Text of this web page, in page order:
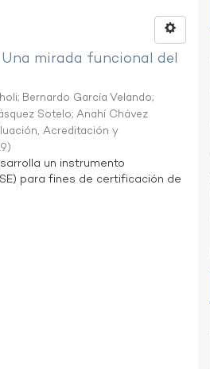
mirada funcional del
; Bernardo García Velando;
Sotelo;Anahí Chávez
Acreditación y
)
un instrumento
para fines de certificación de